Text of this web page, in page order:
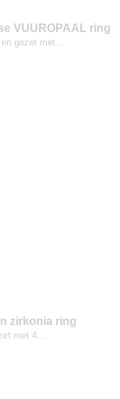
VUUROPAAL ring
en gezet met…
zirkonia ring
met 4…